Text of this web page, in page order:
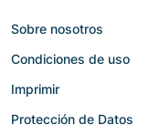
Sobre nosotros
Condiciones de uso
Imprimir
Protección de Datos